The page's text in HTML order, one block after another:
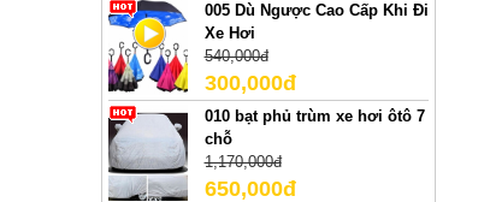
005 Dù Ngược Cao Cấp Khi Đi
Xe Hơi
540,000đ
300,000đ
010 bạt phủ trùm xe hơi ôtô 7
chỗ
1,170,000đ
650,000đ